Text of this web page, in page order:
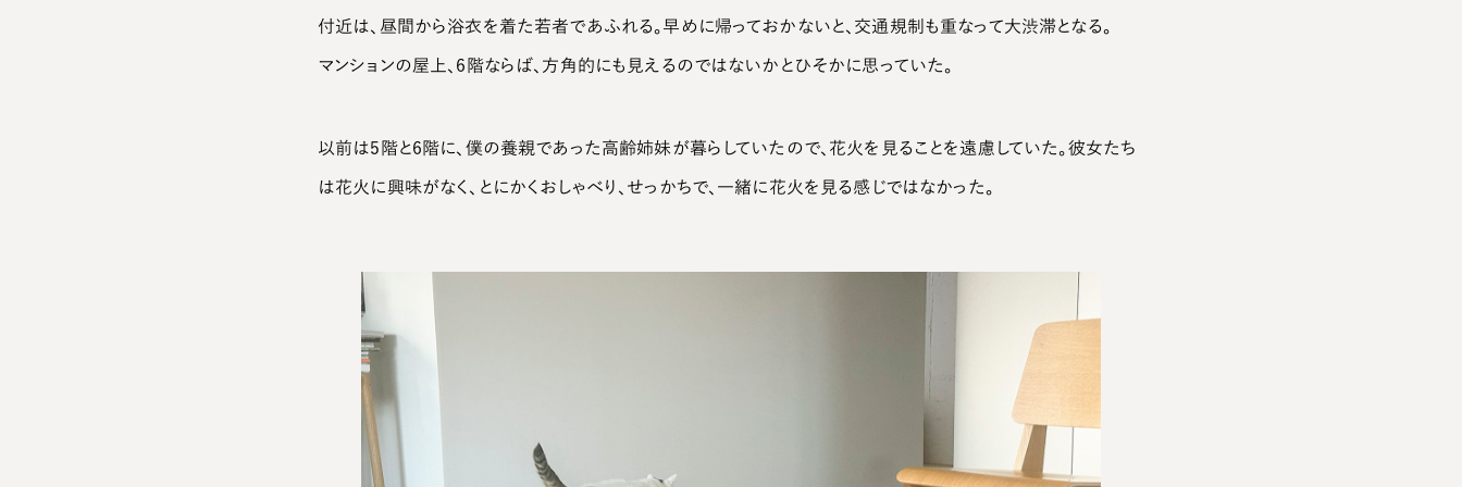
付近は、昼間から浴衣を着た若者であふれる。早めに帰っておかないと、交通規制も重なって大渋滞となる。
マンションの屋上、6階ならば、方角的にも見えるのではないかとひそかに思っていた。
以前は5階と6階に、僕の養親であった高齢姉妹が暮らしていたので、花火を見ることを遠慮していた。彼女たち
は花火に興味がなく、とにかくおしゃべり、せっかちで、一緒に花火を見る感じではなかった。